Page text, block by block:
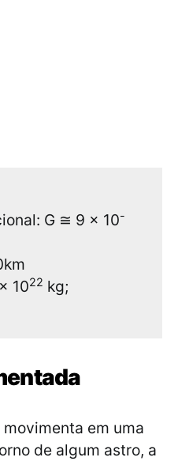
G ≅ 9 x 10-
1022 kg;
em uma
de algum astro, a